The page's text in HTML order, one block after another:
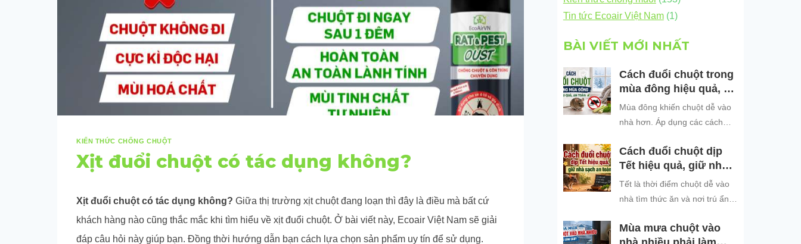
KIẾN THỨC CHỐNG CHUỘT
Xịt đuổi chuột có tác dụng không?
Xịt đuổi chuột có tác dụng không? Giữa thị trường xịt chuột đang loạn thì đây là điều mà bất cứ
khách hàng nào cũng thắc mắc khi tìm hiểu về xịt đuổi chuột. Ở bài viết này, Ecoair Việt Nam sẽ giải
đáp câu hỏi này giúp bạn. Đồng thời hướng dẫn bạn cách lựa chọn sản phẩm uy tín để sử dụng.
Tin tức Ecoair Việt Nam(1)
BÀI VIẾT MỚI NHẤT
Cách đuổi chuột trong
mùa đông hiệu quả, an
toàn
Mùa đông khiến chuột dễ vào
nhà hơn. Áp dụng các cách
để bảo vệ không gian sống
sạch sẽ.
Cách đuổi chuột dịp
Tết hiệu quả, giữ nhà
sạch an toàn
Tết là thời điểm chuột dễ vào
nhà tìm thức ăn và nơi trú ẩn.
chuột dịp Tết hiệu quả, an toàn
Mùa mưa chuột vào